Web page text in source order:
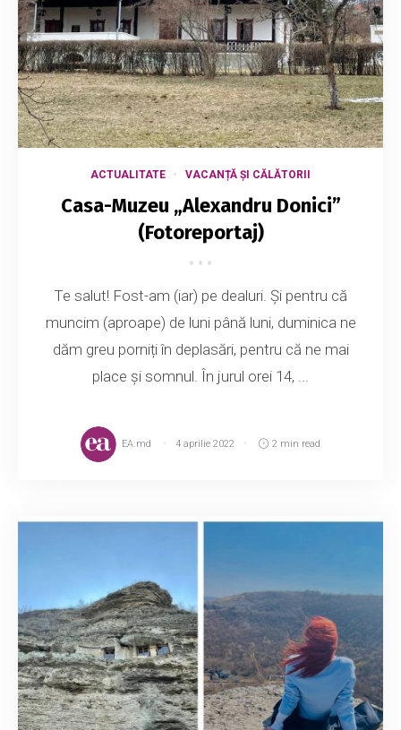
ACTUALITATE VACANȚĂ ȘI CĂLĂTORII
Casa-Muzeu „Alexandru Donici”
(Fotoreportaj)
Te salut! Fost-am (iar) pe dealuri. Și pentru că
muncim (aproape) de luni până luni, duminica ne
dăm greu porniți în deplasări, pentru că ne mai
place și somnul. În jurul orei 14, ...
EA.md 4 aprilie 2022 2 min read